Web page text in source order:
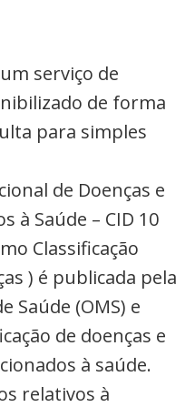
serviço de
de forma
para simples
de Doenças e
à Saúde – CID 10
Classificação
) é publicada pela
Saúde (OMS) e
de doenças e
à saúde.
relativos à